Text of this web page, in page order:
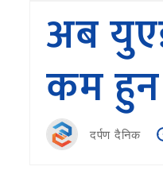
अब
कम
दर्पण दैनिक